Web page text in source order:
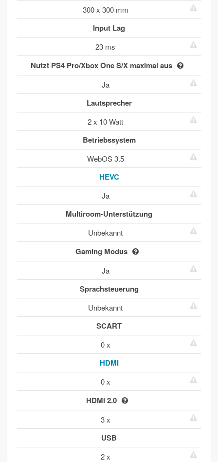
300 x 300 mm
Input Lag
23 ms
Nutzt PS4 Pro/Xbox One S/X maximal aus
Ja
Lautsprecher
2 x 10 Watt
Betriebssystem
WebOS 3.5
HEVC
Ja
Multiroom-Unterstützung
Unbekannt
Gaming Modus
Ja
Sprachsteuerung
Unbekannt
SCART
0 x
HDMI
0 x
HDMI 2.0
3 x
USB
2 x